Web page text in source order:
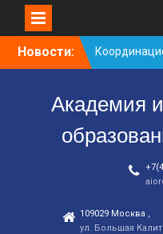
Новости:
центру-25
группа
С юбилеем
Академия
109029 Москва ,
ул. Большая